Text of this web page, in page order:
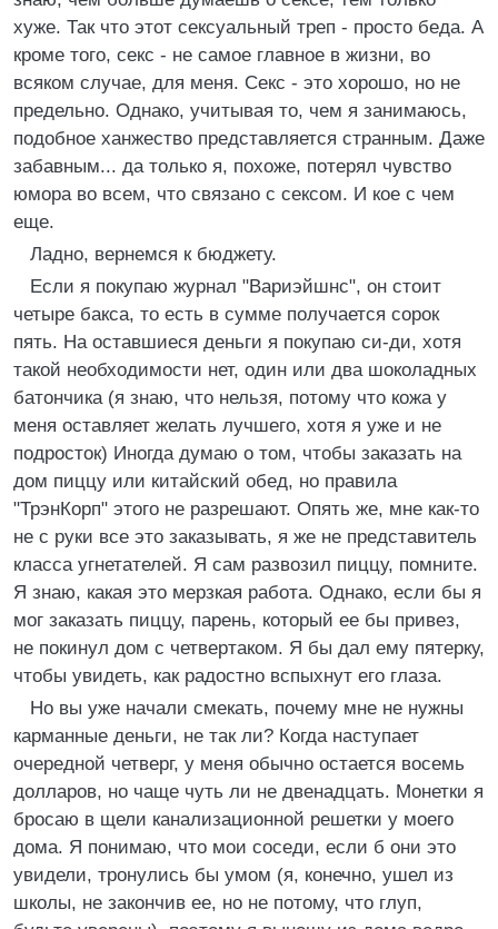
хуже. Так что этот сексуальный треп - просто беда. А
кроме того, секс - не самое главное в жизни, во
всяком случае, для меня. Секс - это хорошо, но не
предельно. Однако, учитывая то, чем я занимаюсь,
подобное ханжество представляется странным. Даже
забавным... да только я, похоже, потерял чувство
юмора во всем, что связано с сексом. И кое с чем
еще.
Ладно, вернемся к бюджету.
Если я покупаю журнал "Вариэйшнс", он стоит
четыре бакса, то есть в сумме получается сорок
пять. На оставшиеся деньги я покупаю си-ди, хотя
такой необходимости нет, один или два шоколадных
батончика (я знаю, что нельзя, потому что кожа у
меня оставляет желать лучшего, хотя я уже и не
подросток) Иногда думаю о том, чтобы заказать на
дом пиццу или китайский обед, но правила
"ТрэнКорп" этого не разрешают. Опять же, мне как-то
не с руки все это заказывать, я же не представитель
класса угнетателей. Я сам развозил пиццу, помните.
Я знаю, какая это мерзкая работа. Однако, если бы я
мог заказать пиццу, парень, который ее бы привез,
не покинул дом с четвертаком. Я бы дал ему пятерку,
чтобы увидеть, как радостно вспыхнут его глаза.
Но вы уже начали смекать, почему мне не нужны
карманные деньги, не так ли? Когда наступает
очередной четверг, у меня обычно остается восемь
долларов, но чаще чуть ли не двенадцать. Монетки я
бросаю в щели канализационной решетки у моего
дома. Я понимаю, что мои соседи, если б они это
увидели, тронулись бы умом (я, конечно, ушел из
школы, не закончив ее, но не потому, что глуп,